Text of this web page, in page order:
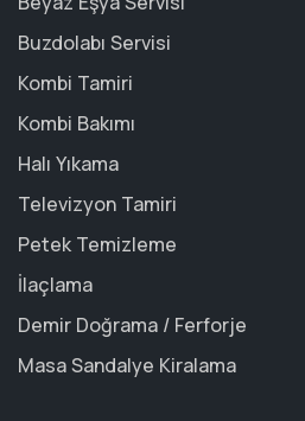
Buzdolabı Servisi
Kombi Tamiri
Kombi Bakımı
Halı Yıkama
Televizyon Tamiri
Petek Temizleme
İlaçlama
Demir Doğrama / Ferforje
Masa Sandalye Kiralama